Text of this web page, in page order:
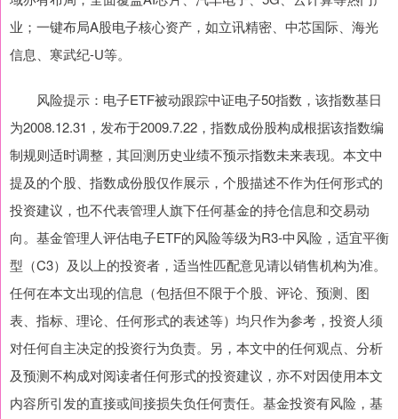
业；一键布局A股电子核心资产，如立讯精密、中芯国际、海光
信息、寒武纪-U等。
风险提示：电子ETF被动跟踪中证电子50指数，该指数基日
为2008.12.31，发布于2009.7.22，指数成份股构成根据该指数编
制规则适时调整，其回测历史业绩不预示指数未来表现。本文中
提及的个股、指数成份股仅作展示，个股描述不作为任何形式的
投资建议，也不代表管理人旗下任何基金的持仓信息和交易动
向。基金管理人评估电子ETF的风险等级为R3-中风险，适宜平衡
型（C3）及以上的投资者，适当性匹配意见请以销售机构为准。
任何在本文出现的信息（包括但不限于个股、评论、预测、图
表、指标、理论、任何形式的表述等）均只作为参考，投资人须
对任何自主决定的投资行为负责。另，本文中的任何观点、分析
及预测不构成对阅读者任何形式的投资建议，亦不对因使用本文
内容所引发的直接或间接损失负任何责任。基金投资有风险，基